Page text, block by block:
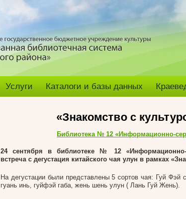
Услуги Каталоги и базы данных
«Знакомство с
Библиотека № 12 «Информационно-
24 сентября в библиотеке № 12 «Информационно-
встреча с дегустация китайского чая улун в рамках
На дегустации были представлены 5 сортов чая: Гуй Фэй
гуань инь, гуйфэй габа, жень шень улун ( Лань Гуй Жень).